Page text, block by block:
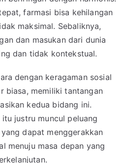
farmasi bisa kehilangan
maksimal. Sebaliknya,
dan masukan dari dunia
dan tidak kontekstual.
dengan keragaman sosial
biasa, memiliki tantangan
kedua bidang ini.
justru muncul peluang
dapat menggerakkan
menuju masa depan yang